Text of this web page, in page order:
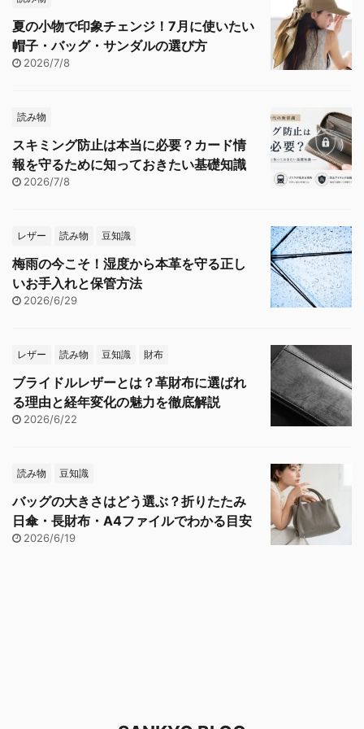
夏の小物で印象チェンジ！7月に使いたい
帽子・バッグ・サンダルの選び方
2026/7/8
読み物
スキミング防止は本当に必要？カード情
報を守るために知っておきたい基礎知識
2026/7/8
レザー 読み物 豆知識
梅雨の今こそ！湿度から本革を守る正し
いお手入れと保管方法
2026/6/29
レザー 読み物 豆知識 財布
ブライドルレザーとは？革財布に選ばれ
る理由と経年変化の魅力を徹底解説
2026/6/22
読み物 豆知識
バッグの大きさはどう選ぶ？折りたたみ
日傘・長財布・A4ファイルでわかる目安
2026/6/19